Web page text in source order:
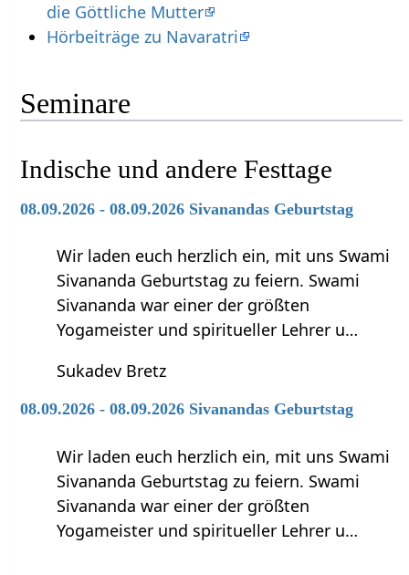
die Göttliche Mutter
Hörbeiträge zu Navaratri
Seminare
Indische und andere Festtage
08.09.2026 - 08.09.2026 Sivanandas Geburtstag
Wir laden euch herzlich ein, mit uns Swami
Sivananda Geburtstag zu feiern. Swami
Sivananda war einer der größten
Yogameister und spiritueller Lehrer u…
Sukadev Bretz
08.09.2026 - 08.09.2026 Sivanandas Geburtstag
Wir laden euch herzlich ein, mit uns Swami
Sivananda Geburtstag zu feiern. Swami
Sivananda war einer der größten
Yogameister und spiritueller Lehrer u…